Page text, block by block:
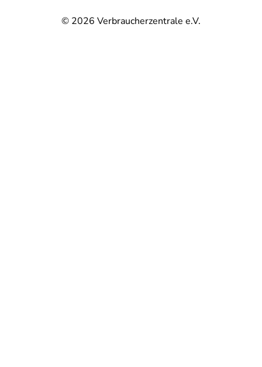
© 2026 Verbraucherzentrale e.V.